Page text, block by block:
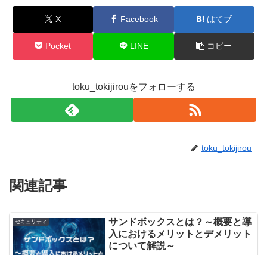
X Facebook はてブ
Pocket LINE コピー
toku_tokijirouをフォローする
toku_tokijirou
関連記事
セキュリティ
サンドボックスとは？～概要と導
入におけるメリットとデメリット
について解説～